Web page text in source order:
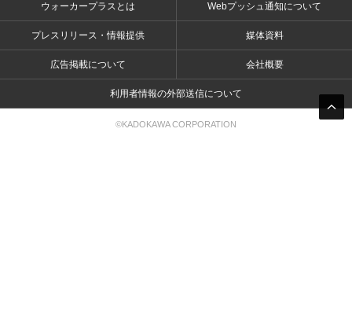
ウォーカープラスとは Webプッシュ通知について
プレスリリース・情報提供 媒体資料
広告掲載について 会社概要
利用者情報の外部送信について
©KADOKAWA CORPORATION